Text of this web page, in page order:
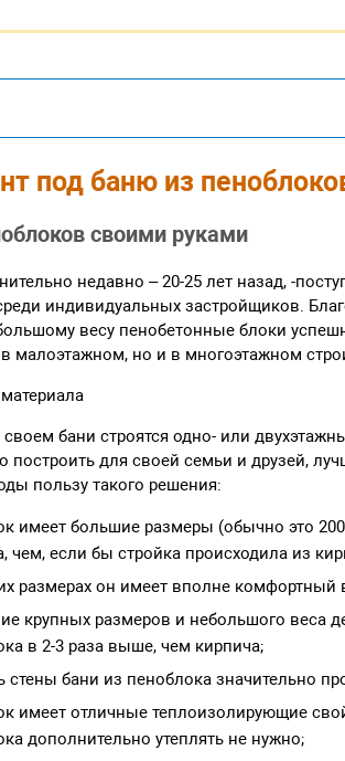
под баню из
своими руками
недавно – 20-25 лет назад, -
индивидуальных застройщиков.
весу пенобетонные блоки
в малоэтажном, но и в многоэтажном
бани строятся одно- или
построить для своей семьи и друзей,
пользу такого решения:
имеет большие размеры (обычно это
чем, если бы стройка происходила из
размерах он имеет вполне комфортный
крупных размеров и небольшого веса
в 2-3 раза выше, чем кирпича;
стены бани из пеноблока значительно
имеет отличные теплоизолирующие
дополнительно утеплять не нужно;